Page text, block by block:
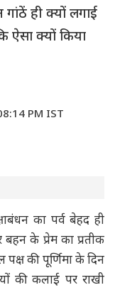
गांठें ही क्यों लगाई
ऐसा क्यों किया
PM IST
का पर्व बेहद ही
के प्रेम का प्रतीक
की पूर्णिमा के दिन
की कलाई पर राखी